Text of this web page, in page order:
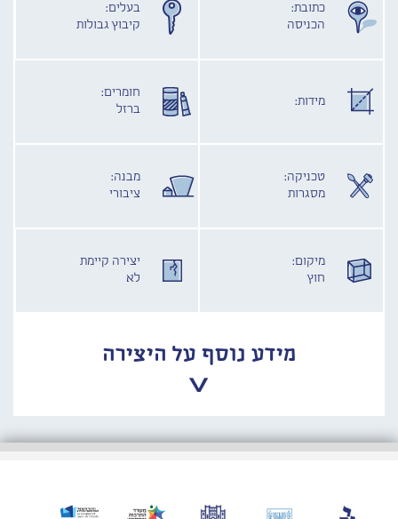
כתובת:
הכניסה
בעלים:
קיבוץ גבולות
מידות:
חומרים:
ברזל
טכניקה:
מסגרות
מבנה:
ציבורי
מיקום:
חוץ
יצירה קיימת
לא
מידע נוסף על היצירה